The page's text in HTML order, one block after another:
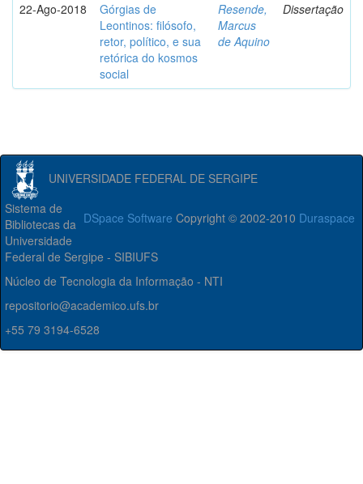
22-Ago-2018
Górgias de
Leontinos: filósofo,
retor, político, e sua
retórica do kosmos
social
Resende,
Marcus
de Aquino
Dissertação
UNIVERSIDADE FEDERAL DE SERGIPE
DSpace Software Copyright © 2002-2010 Duraspace
Sistema de
Bibliotecas da
Universidade
Federal de Sergipe - SIBIUFS
Núcleo de Tecnologia da Informação - NTI
repositorio@academico.ufs.br
+55 79 3194-6528